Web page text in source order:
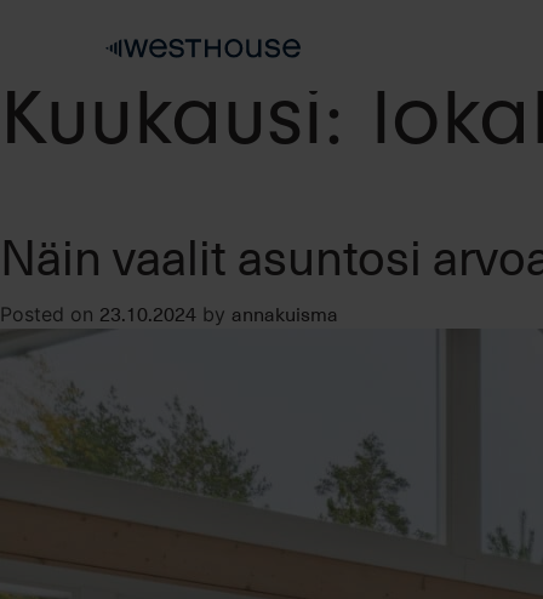
Kuukausi:
Näin vaalit asuntosi
Posted on 23.10.2024 by annakuisma